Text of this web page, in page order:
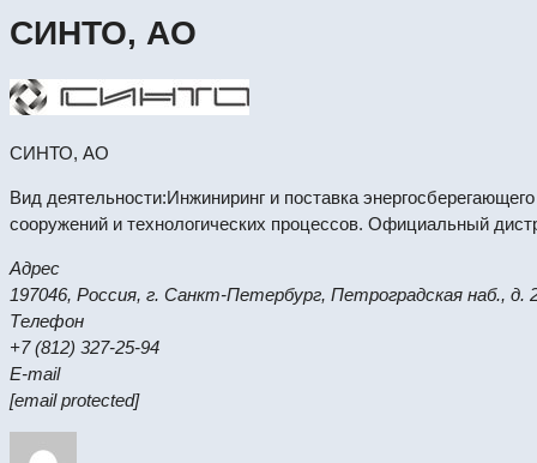
СИНТО, АО
СИНТО, АО
Вид деятельности:Инжиниринг и поставка
сооружений и технологических процессов. Официальный
Адрес
197046, Россия, г. Санкт-Петербург, Петроградская наб., д.
Телефон
+7 (812) 327-25-94
E-mail
[email protected]